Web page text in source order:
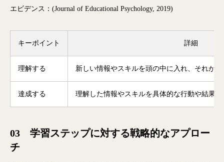
エビデンス：(Journal of Educational Psychology, 2019)
キーポイント 詳細
理解する 新しい情報やスキルを頭の中に入れ、それが
達成する 理解した情報やスキルを具体的な行動や結果
03 学習ステップに対する戦略的なアプロー
チ